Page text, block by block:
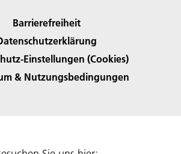
Barrierefreiheit
Einstellungen (Cookies)
& Nutzungsbedingungen